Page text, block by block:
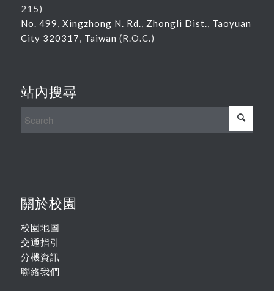
215)
No. 499, Xingzhong N. Rd., Zhongli Dist., Taoyuan
City 320317, Taiwan (R.O.C.)
站內搜尋
關於校園
校園地圖
交通指引
分機資訊
聯絡我們